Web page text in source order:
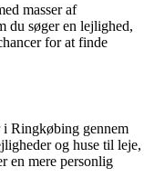
masser af
du søger en lejlighed,
for at finde
Ringkøbing gennem
og huse til leje,
en mere personlig